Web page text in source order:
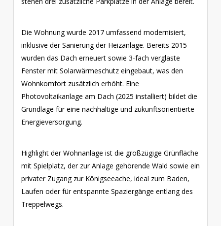
Die Wohnung wurde 2017 umfassend modernisiert,
inklusive der Sanierung der Heizanlage. Bereits 2015
wurden das Dach erneuert sowie 3-fach verglaste
Fenster mit Solarwärmeschutz eingebaut, was den
Wohnkomfort zusätzlich erhöht. Eine
Photovoltaikanlage am Dach (2025 installiert) bildet die
Grundlage für eine nachhaltige und zukunftsorientierte
Energieversorgung.
Highlight der Wohnanlage ist die großzügige Grünfläche
mit Spielplatz, der zur Anlage gehörende Wald sowie ein
privater Zugang zur Königseeache, ideal zum Baden,
Laufen oder für entspannte Spaziergänge entlang des
Treppelwegs.